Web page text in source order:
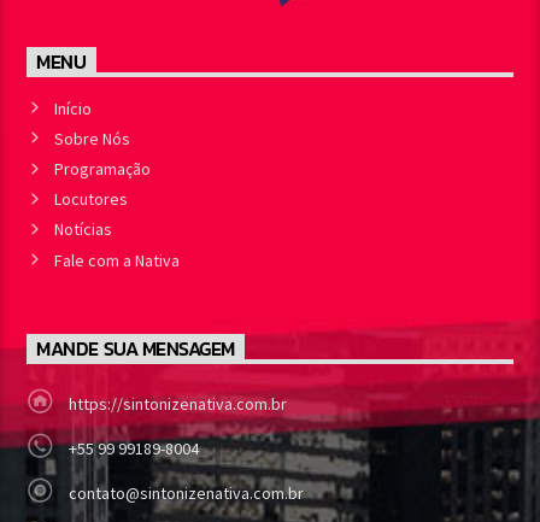
MENU
Início
Sobre Nós
Programação
Locutores
Notícias
Fale com a Nativa
MANDE SUA MENSAGEM
https://sintonizenativa.com.br
+55 99 99189-8004
contato@sintonizenativa.com.br